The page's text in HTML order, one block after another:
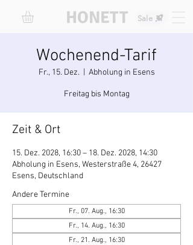
Sale
HONETT
Wochenend-Tarif
Fr., 15. Dez. Abholung in Esens
Freitag bis Montag
Zeit & Ort
15. Dez. 2028, 16:30 – 18. Dez. 2028, 14:30
Abholung in Esens, Westerstraße 4, 26427
Esens, Deutschland
Andere Termine
Fr., 07. Aug., 16:30
Fr., 14. Aug., 16:30
Fr., 21. Aug., 16:30